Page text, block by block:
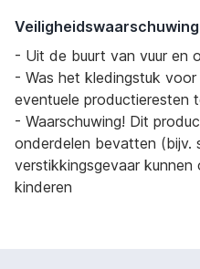
- Uit de buurt van vuur en
- Was het kledingstuk
eventuele productieresten
- Waarschuwing! Dit
onderdelen bevatten (bijv.
verstikkingsgevaar kunnen
kinderen